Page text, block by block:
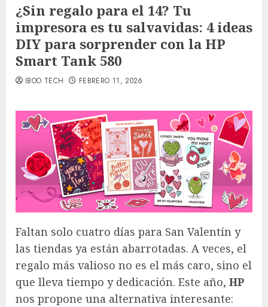
¿Sin regalo para el 14? Tu
impresora es tu salvavidas: 4 ideas
DIY para sorprender con la HP
Smart Tank 580
IBOO TECH FEBRERO 11, 2026
Faltan solo cuatro días para San Valentín y
las tiendas ya están abarrotadas. A veces, el
regalo más valioso no es el más caro, sino el
que lleva tiempo y dedicación. Este año, HP
nos propone una alternativa interesante: